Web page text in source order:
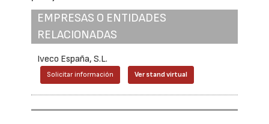
EMPRESAS O ENTIDADES
RELACIONADAS
Iveco España, S.L.
Solicitar información Ver stand virtual